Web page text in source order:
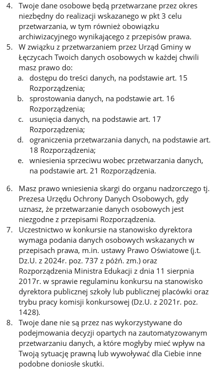
Twoje dane osobowe będą przetwarzane przez okres
niezbędny do realizacji wskazanego w pkt 3 celu
przetwarzania, w tym również obowiązku
archiwizacyjnego wynikającego z przepisów prawa.
W związku z przetwarzaniem przez Urząd Gminy w
Łęczycach Twoich danych osobowych w każdej chwili
masz prawo do:
dostępu do treści danych, na podstawie art. 15
Rozporządzenia;
sprostowania danych, na podstawie art. 16
Rozporządzenia;
usunięcia danych, na podstawie art. 17
Rozporządzenia;
ograniczenia przetwarzania danych, na podstawie art.
18 Rozporządzenia;
wniesienia sprzeciwu wobec przetwarzania danych,
na podstawie art. 21 Rozporządzenia.
Masz prawo wniesienia skargi do organu nadzorczego tj.
Prezesa Urzędu Ochrony Danych Osobowych, gdy
uznasz, że przetwarzanie danych osobowych jest
niezgodne z przepisami Rozporządzenia.
Uczestnictwo w konkursie na stanowisko dyrektora
wymaga podania danych osobowych wskazanych w
przepisach prawa, m.in. ustawy Prawo Oświatowe (j.t.
Dz.U. z 2024r. poz. 737 z późń. zm.) oraz
Rozporządzenia Ministra Edukacji z dnia 11 sierpnia
2017r. w sprawie regulaminu konkursu na stanowisko
dyrektora publicznej szkoły lub publicznej placówki oraz
trybu pracy komisji konkursowej (Dz.U. z 2021r. poz.
1428).
Twoje dane nie są przez nas wykorzystywane do
podejmowania decyzji opartych na zautomatyzowanym
przetwarzaniu danych, a które mogłyby mieć wpływ na
Twoją sytuację prawną lub wywoływać dla Ciebie inne
podobne doniosłe skutki.